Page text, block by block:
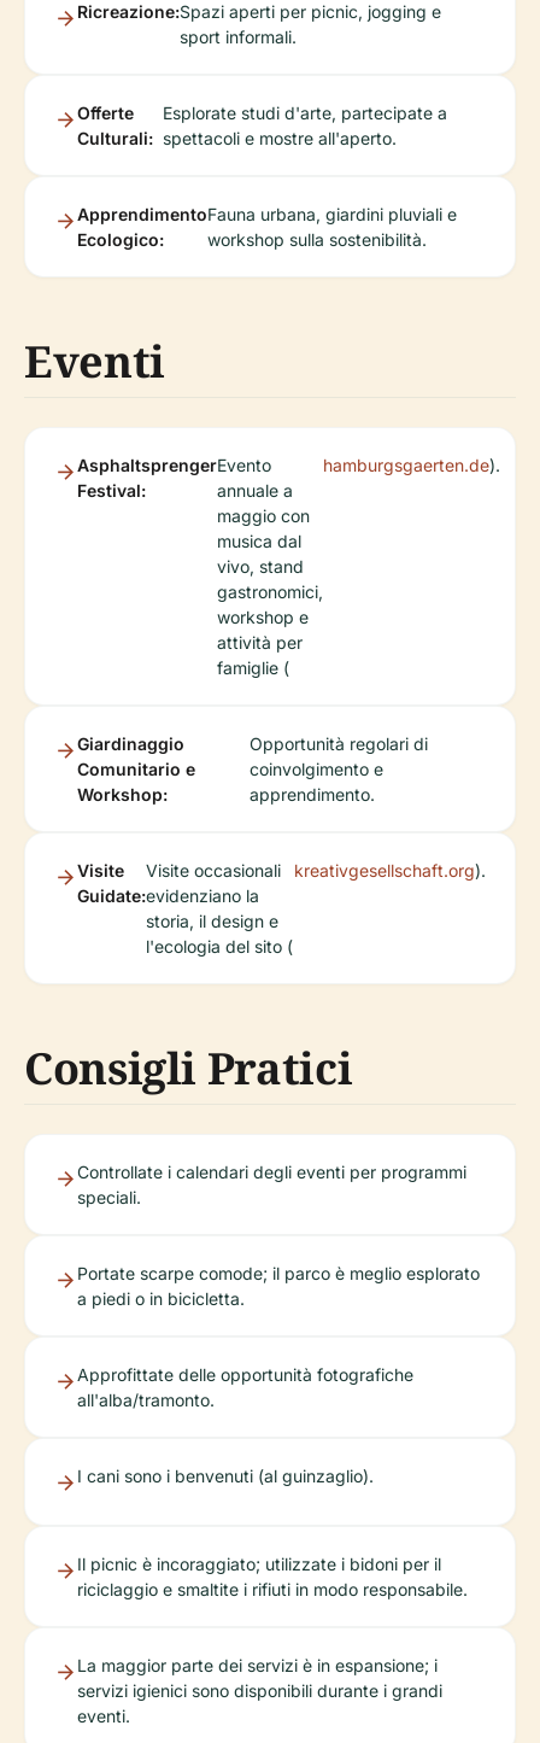
Ricreazione:Spazi aperti per picnic, jogging e
sport informali.
Offerte
Culturali:
Esplorate studi d'arte, partecipate a
spettacoli e mostre all'aperto.
Apprendimento
Ecologico:
Fauna urbana, giardini pluviali e
workshop sulla sostenibilità.
Eventi
Asphaltsprenger
Festival:
Evento
annuale a
maggio con
musica dal
vivo, stand
gastronomici,
workshop e
attività per
famiglie (
hamburgsgaerten.de).
Giardinaggio
Comunitario e
Workshop:
Opportunità regolari di
coinvolgimento e
apprendimento.
Visite
Guidate:
Visite occasionali
evidenziano la
storia, il design e
l'ecologia del sito (
kreativgesellschaft.org).
Consigli Pratici
Controllate i calendari degli eventi per programmi
speciali.
Portate scarpe comode; il parco è meglio esplorato
a piedi o in bicicletta.
Approfittate delle opportunità fotografiche
all'alba/tramonto.
I cani sono i benvenuti (al guinzaglio).
Il picnic è incoraggiato; utilizzate i bidoni per il
riciclaggio e smaltite i rifiuti in modo responsabile.
La maggior parte dei servizi è in espansione; i
servizi igienici sono disponibili durante i grandi
eventi.